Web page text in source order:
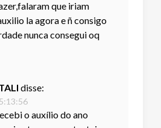
que iriam
la agora e ñ consigo
nunca consegui oq
disse:
o auxílio do ano